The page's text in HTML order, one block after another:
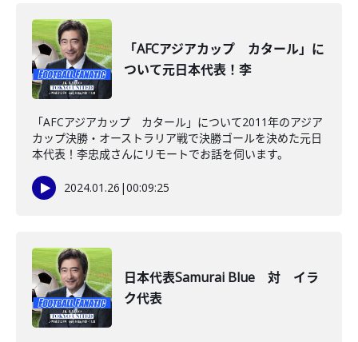
「AFCアジアカップ カタール」に
ついて元日本代表！李
「AFCアジアカップ カタール」について2011年のアジア
カップ決勝・オーストラリア戦で決勝ゴールを決めた元日
本代表！李忠成さんにリモートでお話を伺います。
2024.01.26 |00:09:25
日本代表Samurai Blue 対 イラ
ク代表